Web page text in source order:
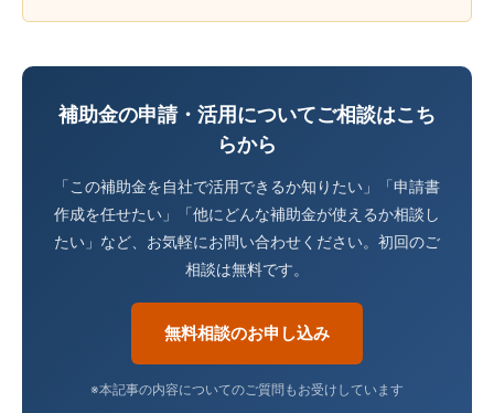
補助金の申請・活用についてご相談はこち
らから
「この補助金を自社で活用できるか知りたい」「申請書
作成を任せたい」「他にどんな補助金が使えるか相談し
たい」など、お気軽にお問い合わせください。初回のご
相談は無料です。
無料相談のお申し込み
※本記事の内容についてのご質問もお受けしています